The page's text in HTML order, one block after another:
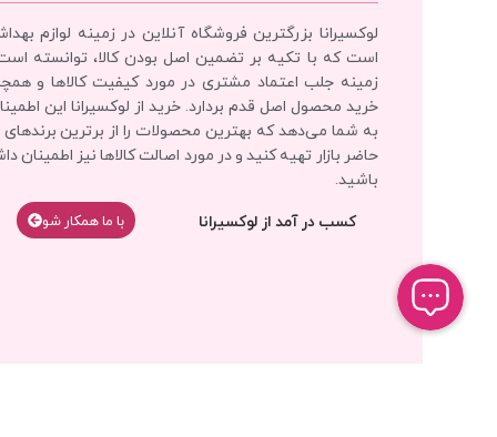
لوکسیرانا بزرگترین فروشگاه آنلاین در زمینه لوازم
است که با تکیه بر تضمین اصل بودن کالا، توانسته
زمینه جلب اعتماد مشتری در مورد کیفیت کالاها و
خرید محصول اصل قدم بردارد. خرید از لوکسیرانا این
به شما می‌دهد که بهترین محصولات را از برترین برندهای
حاضر بازار تهیه کنید و در مورد اصالت کالاها نیز اطمینان
باشید.
کسب در آمد از لوکسیرانا با‌‌ ما همکار شو